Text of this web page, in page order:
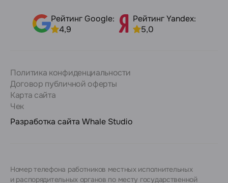
Рейтинг Google:
4,9
Рейтинг Yandex:
5,0
Политика конфиденциальности
Договор публичной оферты
Карта сайта
Чек
Разработка сайта Whale Studio
Номер телефона работников местных исполнительных
и распорядительных органов по месту государственной